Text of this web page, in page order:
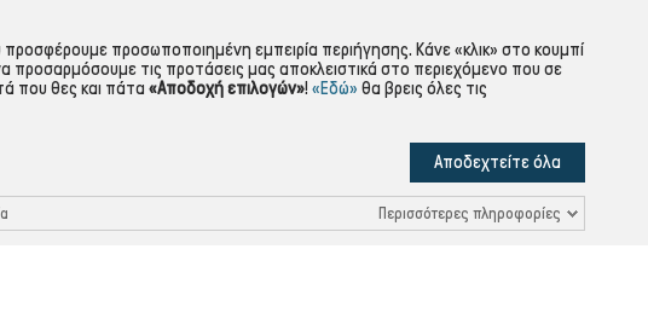
Πολιτική Απορρήτου
Προστασία Προσωπικών Δεδομένων
Επικοινωνία
προσωποποιημένη εμπειρία περιήγησης. Κάνε «κλικ» στο κουμπί
προσαρμόσουμε τις προτάσεις μας αποκλειστικά στο περιεχόμενο που σε
που θες και πάτα «Αποδοχή επιλογών»! «Εδώ» θα βρεις όλες τις
Αποδεχτείτε όλα
Περισσότερες πληροφορίες